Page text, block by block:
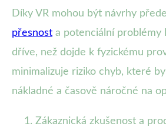
Díky VR mohou být návrhy
přesnost a potenciální problémy
dříve, než dojde k fyzickému
minimalizuje riziko chyb, které
nákladné a časově náročné na
Zákaznická zkušenost a